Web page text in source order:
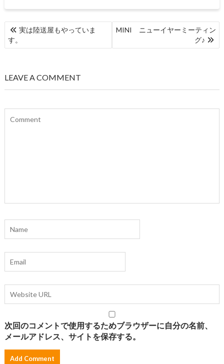
投
稿
ナ
ー
シ
ン
実は陸送屋もやっていま
す。
MINI ニューイヤーミーティン
グ♪
LEAVE A COMMENT
次回のコメントで使用するためブラウザーに自分の名前、
メールアドレス、サイトを保存する。